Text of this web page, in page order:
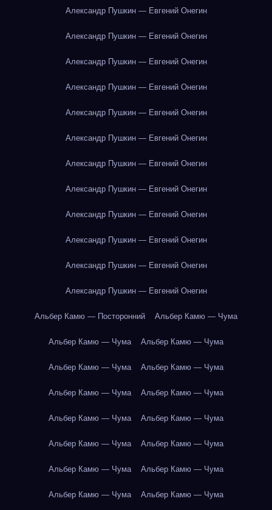
Александр Пушкин — Евгений Онегин
Александр Пушкин — Евгений Онегин
Александр Пушкин — Евгений Онегин
Александр Пушкин — Евгений Онегин
Александр Пушкин — Евгений Онегин
Александр Пушкин — Евгений Онегин
Александр Пушкин — Евгений Онегин
Александр Пушкин — Евгений Онегин
Александр Пушкин — Евгений Онегин
Александр Пушкин — Евгений Онегин
Александр Пушкин — Евгений Онегин
Александр Пушкин — Евгений Онегин
Альбер Камю — Посторонний Альбер Камю — Чума
Альбер Камю — Чума Альбер Камю — Чума
Альбер Камю — Чума Альбер Камю — Чума
Альбер Камю — Чума Альбер Камю — Чума
Альбер Камю — Чума Альбер Камю — Чума
Альбер Камю — Чума Альбер Камю — Чума
Альбер Камю — Чума Альбер Камю — Чума
Альбер Камю — Чума Альбер Камю — Чума